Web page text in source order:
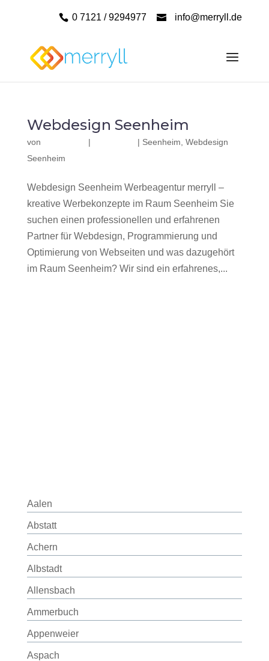
0 7121 / 9294977 info@merryll.de
Webdesign Seenheim
von | | Seenheim Webdesign
Seenheim
Webdesign Seenheim Werbeagentur merryll –
kreative Werbekonzepte im Raum Seenheim Sie
suchen einen professionellen und erfahrenen
Partner für Webdesign, Programmierung und
Optimierung von Webseiten und was dazugehört
im Raum Seenheim? Wir sind ein erfahrenes,...
Aalen
Abstatt
Achern
Albstadt
Allensbach
Ammerbuch
Appenweier
Aspach